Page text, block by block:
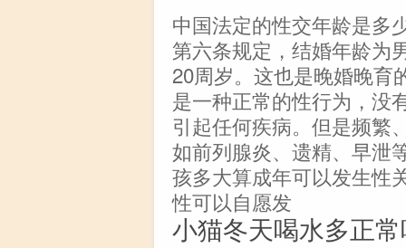
中国法定的性交年龄是多
第六条规定，结婚年龄为
20周岁。这也是晚婚晚育
是一种正常的性行为，没
引起任何疾病。但是频繁
如前列腺炎、遗精、早泄
孩多大算成年可以发生性
性可以自愿发
小猫冬天喝水多正